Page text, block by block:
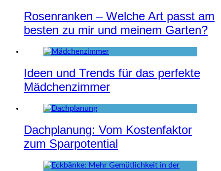
Rosenranken – Welche Art passt am
besten zu mir und meinem Garten?
Ideen und Trends für das perfekte
Mädchenzimmer
Dachplanung: Vom Kostenfaktor
zum Sparpotential